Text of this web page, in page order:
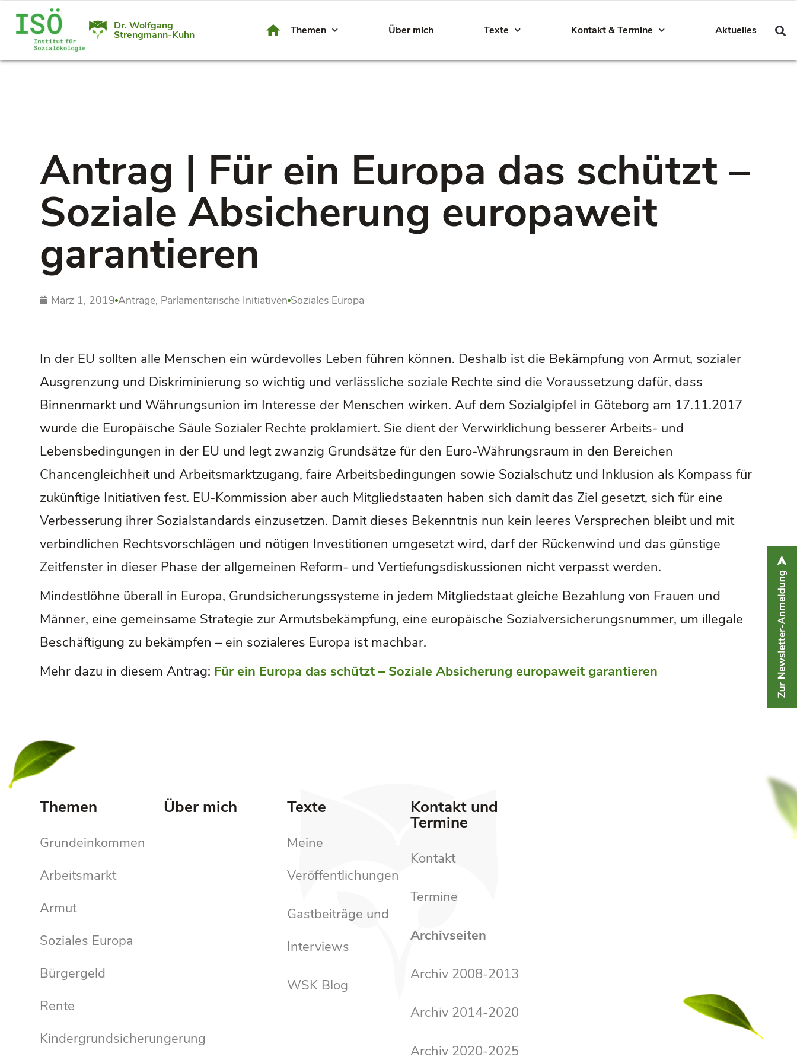
Dr. Wolfgang
Strengmann-Kuhn Themen Über mich Texte Kontakt & Termine Aktuelles
Antrag | Für ein Europa das schützt –
Soziale Absicherung europaweit
garantieren
März 1, 2019 Anträge, Parlamentarische Initiativen Soziales Europa
In der EU sollten alle Menschen ein würdevolles Leben führen können. Deshalb ist die Bekämpfung von Armut, sozialer
Ausgrenzung und Diskriminierung so wichtig und verlässliche soziale Rechte sind die Voraussetzung dafür, dass
Binnenmarkt und Währungsunion im Interesse der Menschen wirken. Auf dem Sozialgipfel in Göteborg am 17.11.2017
wurde die Europäische Säule Sozialer Rechte proklamiert. Sie dient der Verwirklichung besserer Arbeits- und
Lebensbedingungen in der EU und legt zwanzig Grundsätze für den Euro-Währungsraum in den Bereichen
Chancengleichheit und Arbeitsmarktzugang, faire Arbeitsbedingungen sowie Sozialschutz und Inklusion als Kompass für
zukünftige Initiativen fest. EU-Kommission aber auch Mitgliedstaaten haben sich damit das Ziel gesetzt, sich für eine
Verbesserung ihrer Sozialstandards einzusetzen. Damit dieses Bekenntnis nun kein leeres Versprechen bleibt und mit
verbindlichen Rechtsvorschlägen und nötigen Investitionen umgesetzt wird, darf der Rückenwind und das günstige
Zeitfenster in dieser Phase der allgemeinen Reform- und Vertiefungsdiskussionen nicht verpasst werden.
Mindestlöhne überall in Europa, Grundsicherungssysteme in jedem Mitgliedstaat gleiche Bezahlung von Frauen und
Männer, eine gemeinsame Strategie zur Armutsbekämpfung, eine europäische Sozialversicherungsnummer, um illegale
Beschäftigung zu bekämpfen – ein sozialeres Europa ist machbar.
Mehr dazu in diesem Antrag: Für ein Europa das schützt – Soziale Absicherung europaweit garantieren
Themen
Grundeinkommen
Arbeitsmarkt
Armut
Soziales Europa
Bürgergeld
Rente
Kindergrundsicherungerung
Über mich Texte
Meine
Veröffentlichungen
Gastbeiträge und
Interviews
WSK Blog
Kontakt und
Termine
Kontakt
Termine
Archivseiten
Archiv 2008-2013
Archiv 2014-2020
Archiv 2020-2025